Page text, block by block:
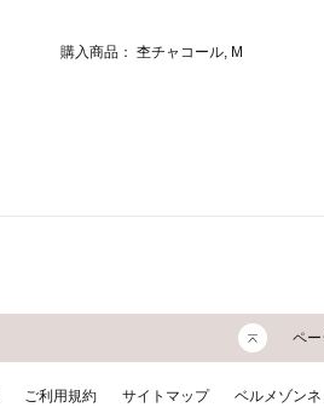
購入商品： 杢チャコール, M
ペ
ご利用規約 サイトマップ ベルメゾン